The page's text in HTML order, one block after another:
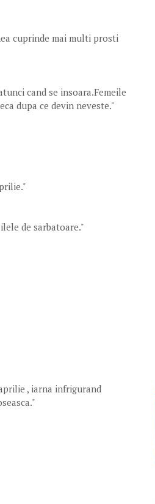
cuprinde mai multi prosti
cand se insoara.Femeile
dupa ce devin neveste."
de sarbatoare."
, iarna infrigurand